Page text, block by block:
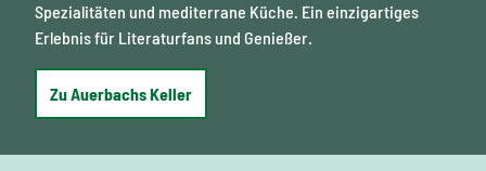
Spezialitäten und mediterrane Küche. Ein einzigartiges
Erlebnis für Literaturfans und Genießer.
Zu Auerbachs Keller